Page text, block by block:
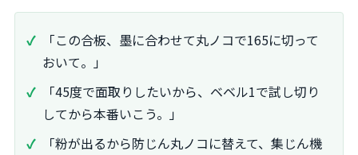
「この合板、墨に合わせて丸ノコで165に切って
おいて。」
「45度で面取りしたいから、ベベル1で試し切り
してから本番いこう。」
「粉が出るから防じん丸ノコに替えて、集じん機